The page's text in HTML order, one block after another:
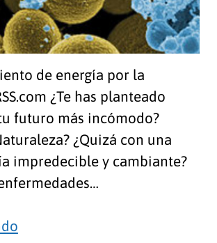
de energía por la
¿Te has planteado
futuro más incómodo?
¿Quizá con una
impredecible y cambiante?
Antibióticos